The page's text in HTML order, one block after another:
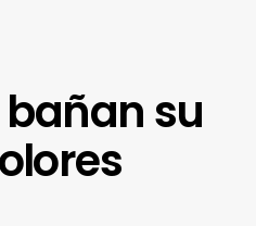
bañan su